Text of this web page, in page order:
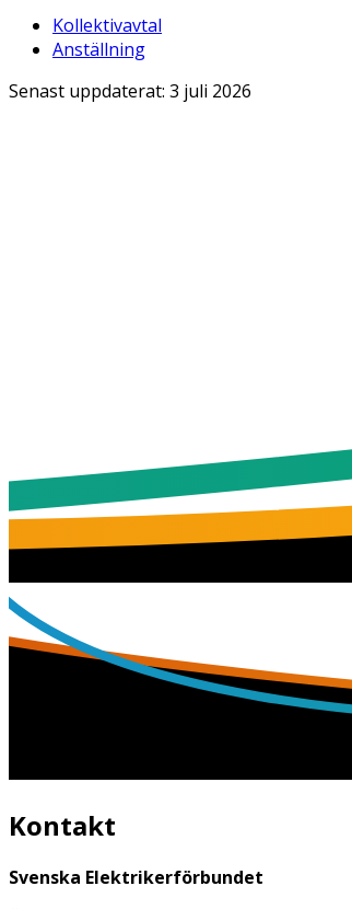
Kollektivavtal
Anställning
Senast uppdaterat: 3 juli 2026
Kontakt
Svenska Elektrikerförbundet